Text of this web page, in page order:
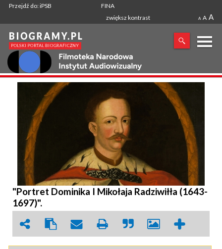
Przejdź do: iPSB
FINA
zwiększ kontrast
A A A
X
SZUKANA FRAZA
"Portret Dominika I Mikołaja Radziwiłła (1643-
1697)".